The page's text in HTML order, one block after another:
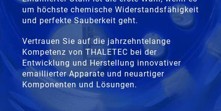
um höchste chemische Widerstandsfähigkeit
und perfekte Sauberkeit geht.
Vertrauen Sie auf die jahrzehntelange
Kompetenz von THALETEC bei der
Entwicklung und Herstellung innovativer
emaillierter Apparate und neuartiger
Komponenten und Lösungen.